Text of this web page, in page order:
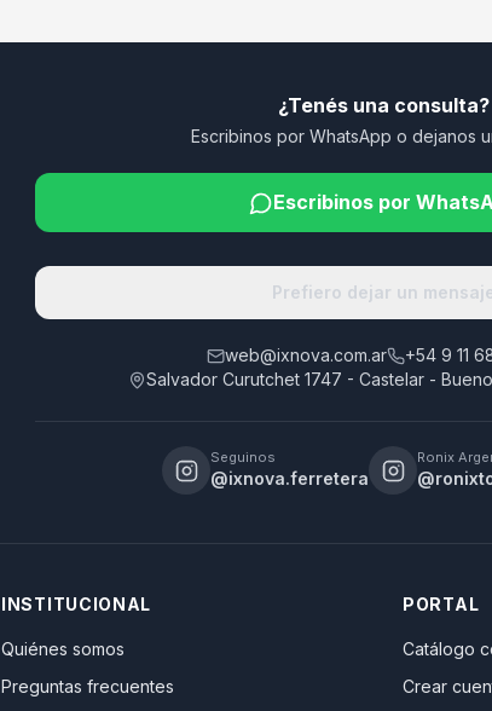
¿Tenés una consulta?
Escribinos por WhatsApp o dejanos
Escribinos por
Prefiero dejar un
web@ixnova.com.ar
+54 9 11
Salvador Curutchet 1747 - Castelar -
Seguinos
@ixnova.ferretera
Ronix
INSTITUCIONAL
Quiénes somos
Preguntas frecuentes
PORTAL
Catálogo
Crear